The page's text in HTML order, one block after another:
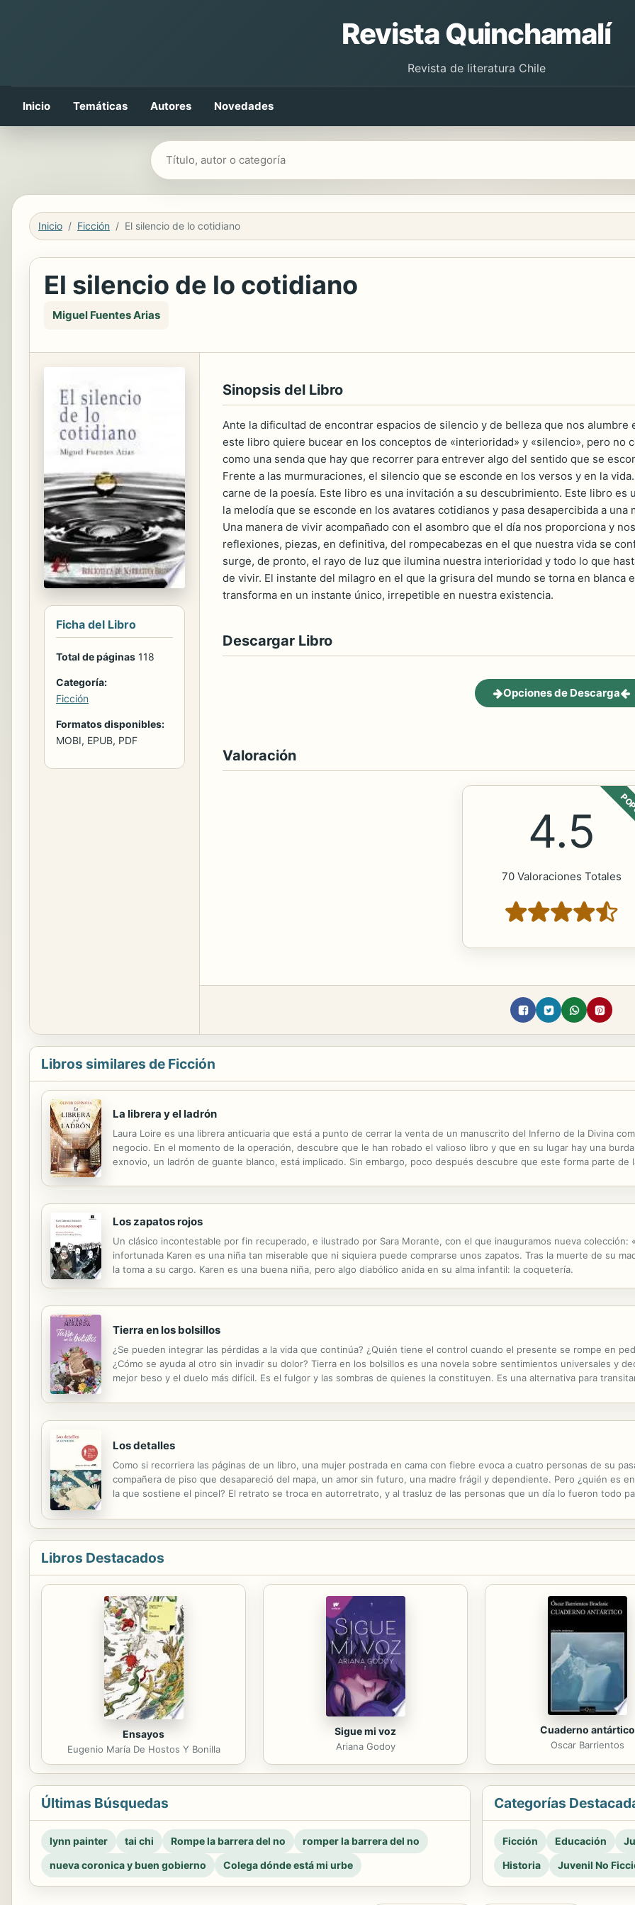
Revista Quinchamalí
Revista de literatura Chile
Inicio Temáticas Autores Novedades
Buscar libros
Inicio Ficción El silencio de lo cotidiano
El silencio de lo cotidiano
Miguel Fuentes Arias
Ficha del Libro
Total de páginas 118
Categoría:
Ficción
Formatos disponibles:
MOBI, EPUB, PDF
Sinopsis del Libro
Ante la dificultad de encontrar espacios de silencio y de belleza que nos
este libro quiere bucear en los conceptos de «interioridad» y «silencio», pero no
como una senda que hay que recorrer para entrever algo del sentido que se
Frente a las murmuraciones, el silencio que se esconde en los versos y en la
carne de la poesía. Este libro es una invitación a su descubrimiento. Este libro
la melodía que se esconde en los avatares cotidianos y pasa desapercibida a
Una manera de vivir acompañado con el asombro que el día nos proporciona y
reflexiones, piezas, en definitiva, del rompecabezas en el que nuestra vida se
surge, de pronto, el rayo de luz que ilumina nuestra interioridad y todo lo que
de vivir. El instante del milagro en el que la grisura del mundo se torna en blanca
transforma en un instante único, irrepetible en nuestra existencia.
Descargar Libro
Opciones de Descarga
Valoración
4.5
70 Valoraciones Totales
Libros similares de Ficción
La librera y el ladrón
Laura Loire es una librera anticuaria que está a punto de cerrar la venta de un manuscrito del Inferno de la Divina
negocio. En el momento de la operación, descubre que le han robado el valioso libro y que en su lugar hay una
exnovio, un ladrón de guante blanco, está implicado. Sin embargo, poco después descubre que este forma parte de
Los zapatos rojos
Un clásico incontestable por fin recuperado, e ilustrado por Sara Morante, con el que inauguramos nueva colección:
infortunada Karen es una niña tan miserable que ni siquiera puede comprarse unos zapatos. Tras la muerte de su
la toma a su cargo. Karen es una buena niña, pero algo diabólico anida en su alma infantil: la coquetería.
Tierra en los bolsillos
¿Se pueden integrar las pérdidas a la vida que continúa? ¿Quién tiene el control cuando el presente se rompe en
¿Cómo se ayuda al otro sin invadir su dolor? Tierra en los bolsillos es una novela sobre sentimientos universales y
mejor beso y el duelo más difícil. Es el fulgor y las sombras de quienes la constituyen. Es una alternativa para
Los detalles
Como si recorriera las páginas de un libro, una mujer postrada en cama con fiebre evoca a cuatro personas de su
compañera de piso que desapareció del mapa, un amor sin futuro, una madre frágil y dependiente. Pero ¿quién es
la que sostiene el pincel? El retrato se troca en autorretrato, y al trasluz de las personas que un día lo fueron todo
Libros Destacados
Ensayos
Eugenio María De Hostos Y Bonilla
Sigue mi voz
Ariana Godoy
Cuaderno antártico
Oscar Barrientos
Últimas Búsquedas
lynn painter tai chi Rompe la barrera del no
romper la barrera del no
nueva coronica y buen gobierno
Colega dónde está mi urbe
Categorías
Ficción Educación
Historia
Juvenil No